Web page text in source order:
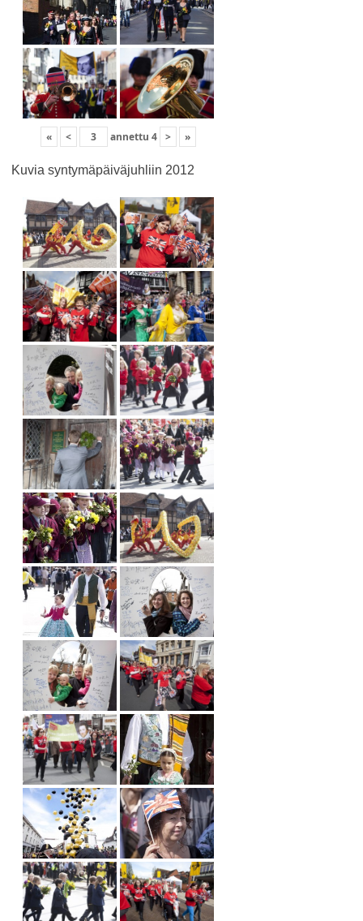
« < annettu 4 > »
Kuvia syntymäpäiväjuhliin 2012